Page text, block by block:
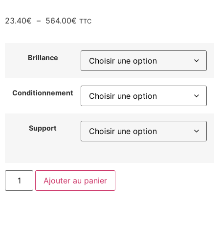
23.40€ – 564.00€ TTC
Brillance
Conditionnement
Support
Ajouter au panier